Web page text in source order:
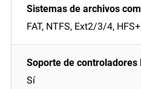
FAT, NTFS, Ext2/3/4, HFS+
Sí